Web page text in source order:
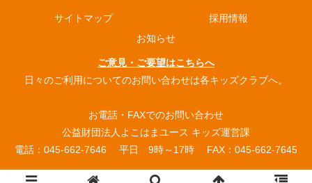
サイトマップ
採用情報
お知らせ
ご意見・ご要望はこちらへ
日々のご利用についてのお問い合わせは各キッズクラブへ。
お電話・FAXでのお問い合わせ
公益財団法人よこはまユース キッズ運営課
電話：045-662-7646 平日 9時～17時 FAX：045-662-7645